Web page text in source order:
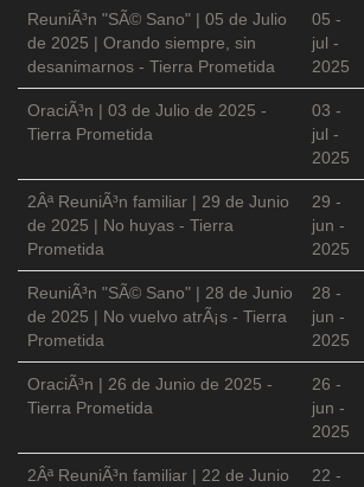
ReuniÃ³n "SÃ© Sano" | 05 de Julio
de 2025 | Orando siempre, sin
desanimarnos - Tierra Prometida
05 -
jul -
2025
OraciÃ³n | 03 de Julio de 2025 -
Tierra Prometida
03 -
jul -
2025
2Âª ReuniÃ³n familiar | 29 de Junio
de 2025 | No huyas - Tierra
Prometida
29 -
jun -
2025
ReuniÃ³n "SÃ© Sano" | 28 de Junio
de 2025 | No vuelvo atrÃ¡s - Tierra
Prometida
28 -
jun -
2025
OraciÃ³n | 26 de Junio de 2025 -
Tierra Prometida
26 -
jun -
2025
2Âª ReuniÃ³n familiar | 22 de Junio
22 -